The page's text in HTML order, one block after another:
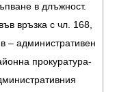
в длъжност.
връзка с чл. 168,
– административен
прокуратура-